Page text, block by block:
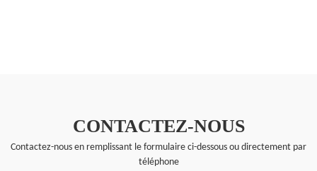
CONTACTEZ-NOUS
Contactez-nous en remplissant le formulaire ci-dessous ou directement par
téléphone